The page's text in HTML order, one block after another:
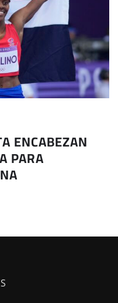
ENCABEZAN
PARA